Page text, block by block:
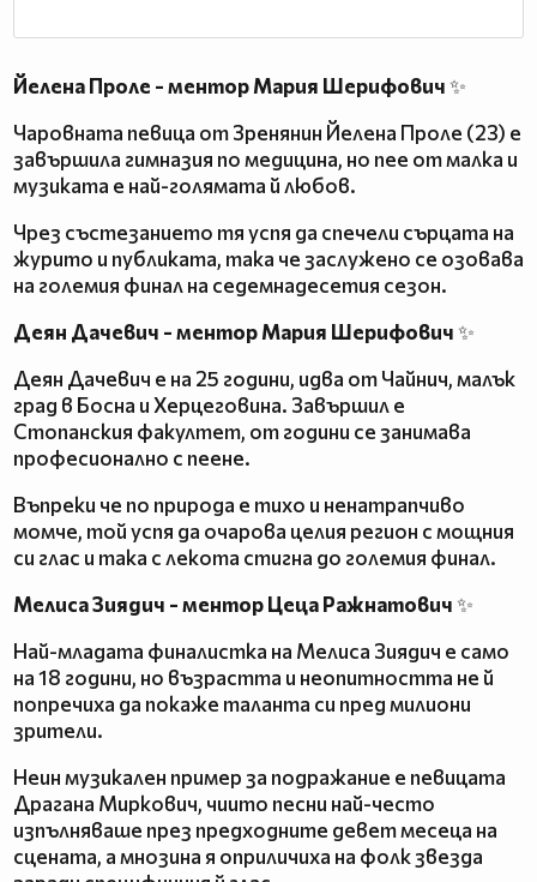
Йелена Проле - ментор Мария Шерифович✨
Чаровната певица от Зренянин Йелена Проле (23) е
завършила гимназия по медицина, но пее от малка и
музиката е най-голямата й любов.
Чрез състезанието тя успя да спечели сърцата на
журито и публиката, така че заслужено се озовава
на големия финал на седемнадесетия сезон.
Деян Дачевич - ментор Мария Шерифович✨
Деян Дачевич е на 25 години, идва от Чайнич, малък
град в Босна и Херцеговина. Завършил е
Стопанския факултет, от години се занимава
професионално с пеене.
Въпреки че по природа е тихо и ненатрапчиво
момче, той успя да очарова целия регион с мощния
си глас и така с лекота стигна до големия финал.
Мелиса Зиядич - ментор Цеца Ражнатович✨
Най-младата финалистка на Мелиса Зиядич е само
на 18 години, но възрастта и неопитността не й
попречиха да покаже таланта си пред милиони
зрители.
Неин музикален пример за подражание е певицата
Драгана Миркович, чиито песни най-често
изпълняваше през предходните девет месеца на
сцената, а мнозина я оприличиха на фолк звезда